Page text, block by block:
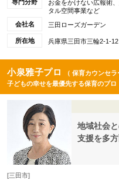
専門分野
お金をかけない広報術
タル空間事業など
会社名
三田ローズガーデン
所在地 兵庫県三田市三輪2-1-
小泉雅子プロ
（ 保育カウンセラ
子どもの幸せを最優先する保育のプロ
地域社会
支援を多
[三田市]